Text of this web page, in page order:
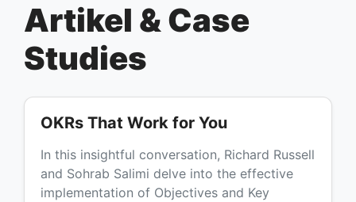
Artikel & Case
Studies
OKRs That Work for You
In this insightful conversation, Richard Russell
and Sohrab Salimi delve into the effective
implementation of Objectives and Key